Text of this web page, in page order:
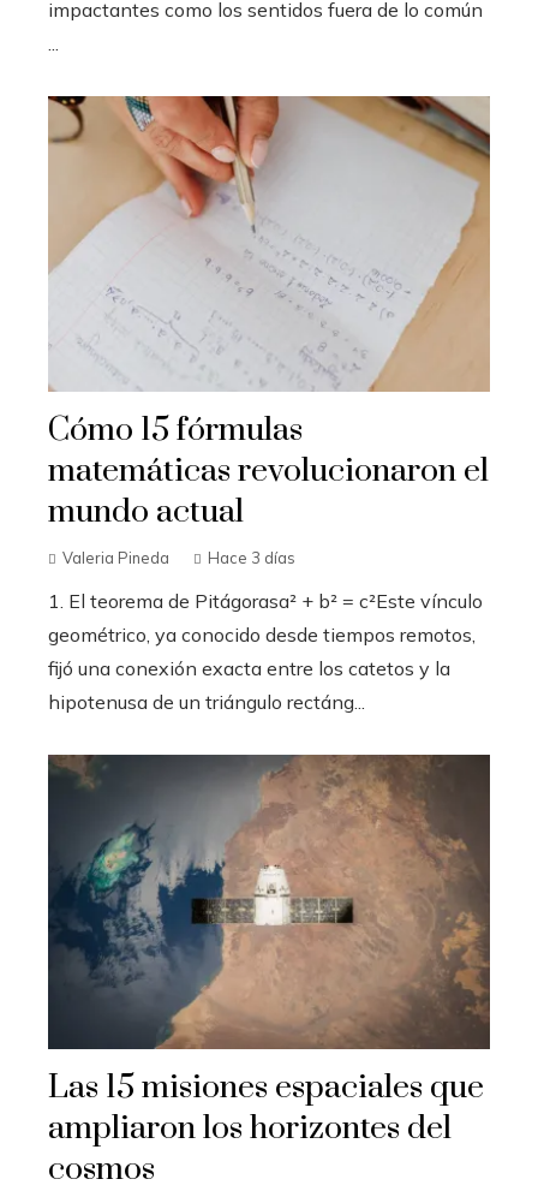
impactantes como los sentidos fuera de lo común
...
Cómo 15 fórmulas
matemáticas revolucionaron el
mundo actual
Valeria Pineda Hace 3 días
1. El teorema de Pitágorasa² + b² = c²Este vínculo
geométrico, ya conocido desde tiempos remotos,
fijó una conexión exacta entre los catetos y la
hipotenusa de un triángulo rectáng...
Las 15 misiones espaciales que
ampliaron los horizontes del
cosmos